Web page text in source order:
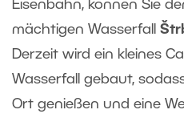
Eisenbahn, können Sie
mächtigen Wasserfall
Derzeit wird ein kleines
Wasserfall gebaut,
Ort genießen und eine